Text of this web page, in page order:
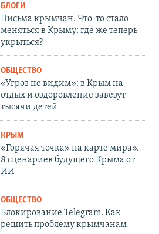
БЛОГИ
Письма крымчан. Что-то стало
меняться в Крыму: где же теперь
укрыться?
ОБЩЕСТВО
«Угроз не видим»: в Крым на
отдых и оздоровление завезут
тысячи детей
КРЫМ
«Горячая точка» на карте мира».
8 сценариев будущего Крыма от
ИИ
ОБЩЕСТВО
Блокирование Telegram. Как
решить проблему крымчанам